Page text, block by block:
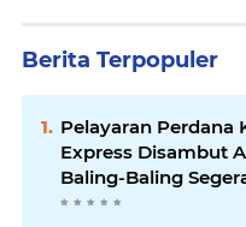
Berita Terpopuler
Pelayaran Perdana
Express Disambut
Baling-Baling